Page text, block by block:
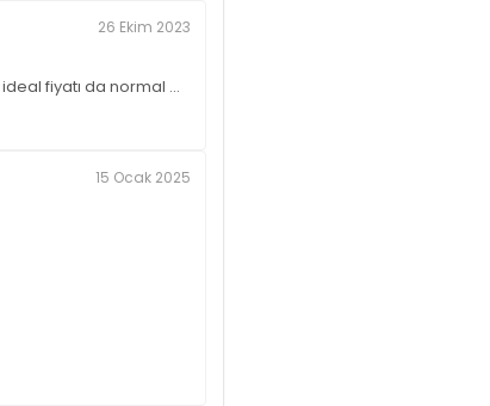
26 Ekim 2023
fiyatı da normal ...
15 Ocak 2025